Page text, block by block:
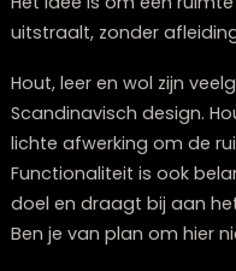
Scandinavische
minimalistisch design
Het idee is om een
uitstraalt, zonder
Hout, leer en wol zijn
Scandinavisch